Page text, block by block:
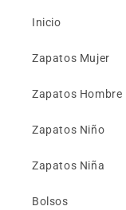
Inicio
Zapatos Mujer
Zapatos Hombre
Zapatos Niño
Zapatos Niña
Bolsos